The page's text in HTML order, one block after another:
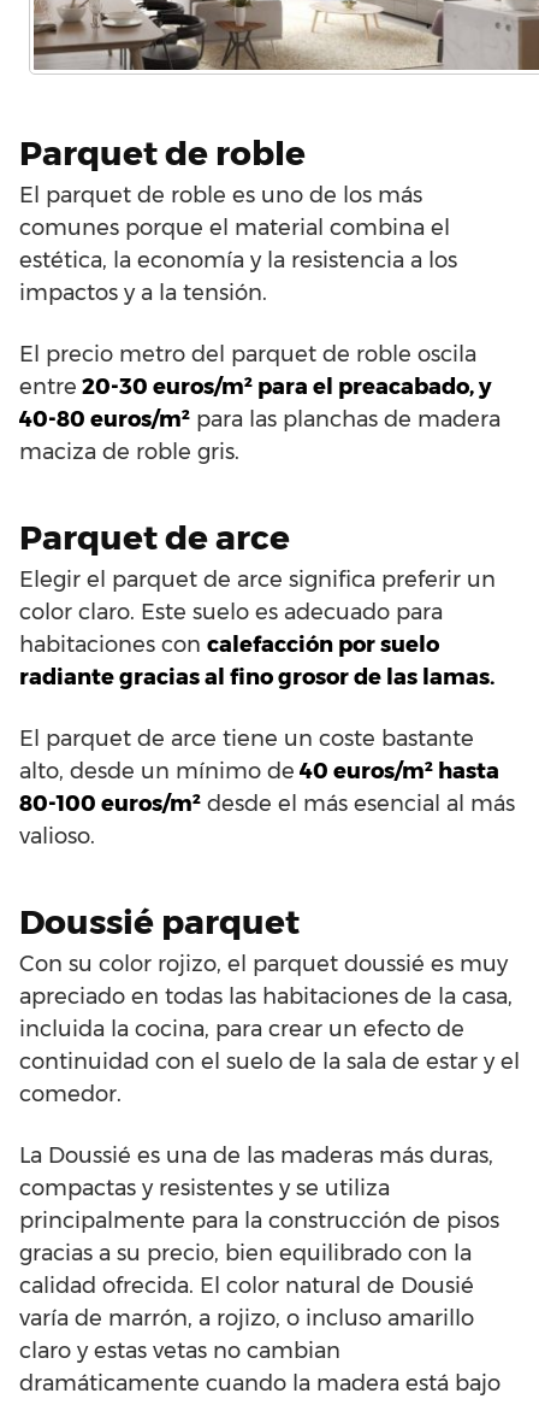
Parquet de roble
El parquet de roble es uno de los más
comunes porque el material combina el
estética, la economía y la resistencia a los
impactos y a la tensión.
El precio metro del parquet de roble oscila
entre 20-30 euros/m² para el preacabado, y
40-80 euros/m² para las planchas de madera
maciza de roble gris.
Parquet de arce
Elegir el parquet de arce significa preferir un
color claro. Este suelo es adecuado para
habitaciones con calefacción por suelo
radiante gracias al fino grosor de las lamas.
El parquet de arce tiene un coste bastante
alto, desde un mínimo de 40 euros/m² hasta
80-100 euros/m² desde el más esencial al más
valioso.
Doussié parquet
Con su color rojizo, el parquet doussié es muy
apreciado en todas las habitaciones de la casa,
incluida la cocina, para crear un efecto de
continuidad con el suelo de la sala de estar y el
comedor.
La Doussié es una de las maderas más duras,
compactas y resistentes y se utiliza
principalmente para la construcción de pisos
gracias a su precio, bien equilibrado con la
calidad ofrecida. El color natural de Dousié
varía de marrón, a rojizo, o incluso amarillo
claro y estas vetas no cambian
dramáticamente cuando la madera está bajo